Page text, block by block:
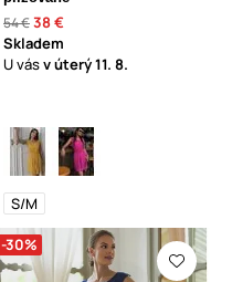
54 €38 €
Skladem
U vásv úterý11. 8.
S/M
-30%